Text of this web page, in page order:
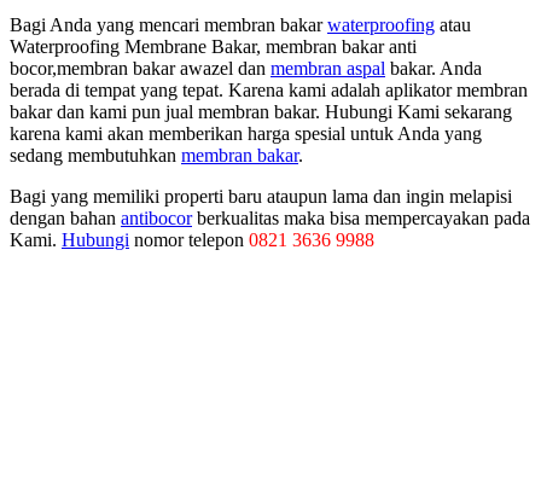
Bagi Anda yang mencari membran bakarwaterproofing atau
Waterproofing Membrane Bakar, membran bakar anti
bocor,membran bakar awazel dan membran aspal bakar. Anda
berada di tempat yang tepat. Karena kami adalah aplikator membran
bakar dan kami pun jual membran bakar. Hubungi Kami sekarang
karena kami akan memberikan harga spesial untuk Anda yang
sedang membutuhkan membran bakar.
Bagi yang memiliki properti baru ataupun lama dan ingin melapisi
dengan bahan antibocorberkualitas maka bisa mempercayakan pada
Kami. Hubungi nomor telepon 0821 3636 9988